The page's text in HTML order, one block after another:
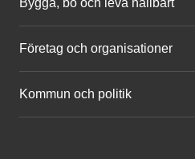
Företag och organisationer
Kommun och politik